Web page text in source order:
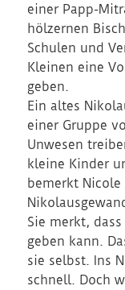
einer Papp-
hölzernen
Schulen und
Kleinen eine
geben.
Ein altes
einer Gruppe
Unwesen
kleine Kinder
bemerkt Nicole
Sie merkt,
geben kann.
sie selbst. Ins
schnell. Doch